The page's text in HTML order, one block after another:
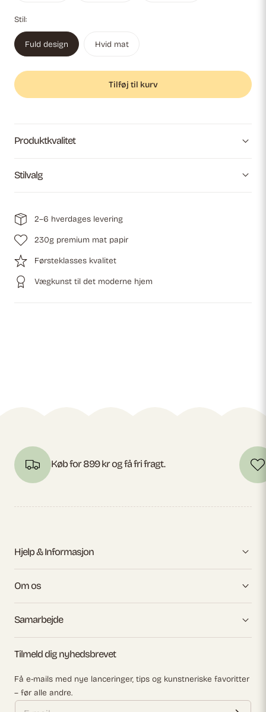
Stil:
Fuld design Hvid mat
Tilføj til kurv
Produktkvalitet
Stilvalg
2–6 hverdages levering
230g premium mat papir
Førsteklasses kvalitet
Vægkunst til det moderne hjem
Køb for 899 kr og få fri fragt.
Hjelp & Informasjon
Om os
Samarbejde
Tilmeld dig nyhedsbrevet
Få e-mails med nye lanceringer, tips og kunstneriske favoritter
– før alle andre.